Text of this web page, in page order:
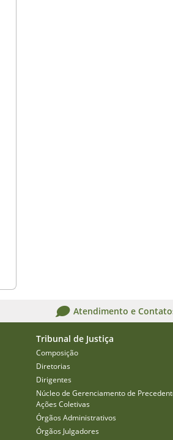
Atendimento e
Tribunal de Justiça
Composição
Diretorias
Dirigentes
Núcleo de Gerenciamento de
Ações Coletivas
Órgãos Administrativos
Órgãos Julgadores